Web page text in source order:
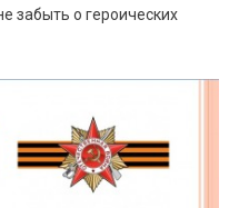
забыть о героических